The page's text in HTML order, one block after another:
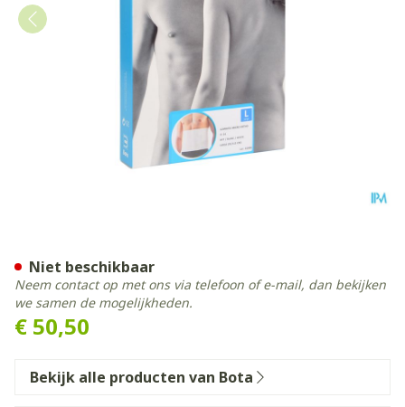
€ 50,50
Niet beschikbaar
Neem contact op met ons via telefoon of e-mail, dan bekijken
we samen de mogelijkheden.
Bekijk alle producten van Bota